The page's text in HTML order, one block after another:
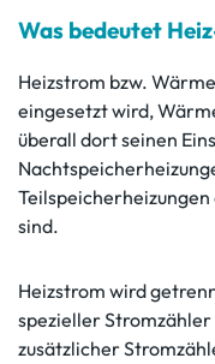
Was bedeutet
Heizstrom bzw.
eingesetzt wird,
überall dort seinen
sind.
Heizstrom wird
spezieller
zusätzlicher